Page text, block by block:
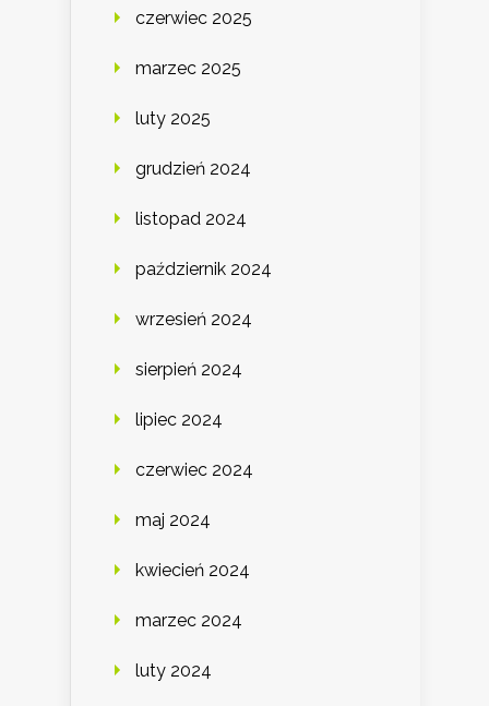
czerwiec 2025
marzec 2025
luty 2025
grudzień 2024
listopad 2024
październik 2024
wrzesień 2024
sierpień 2024
lipiec 2024
czerwiec 2024
maj 2024
kwiecień 2024
marzec 2024
luty 2024